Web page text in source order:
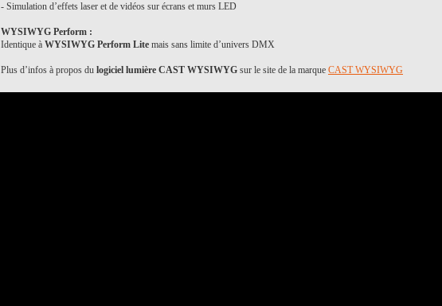
- Simulation d’effets laser et de vidéos sur écrans et murs LED
WYSIWYG Perform :
Identique à WYSIWYG Perform Lite mais sans limite d’univers DMX
Plus d’infos à propos du logiciel lumière CAST WYSIWYG sur le site de la marque CAST WYSIWYG